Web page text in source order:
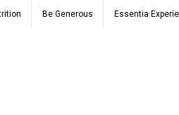
Be Generous Essentia